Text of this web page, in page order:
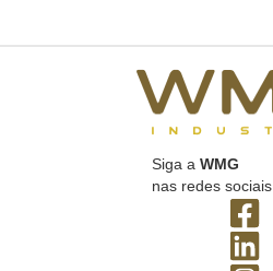
Siga a WMG
nas redes sociais